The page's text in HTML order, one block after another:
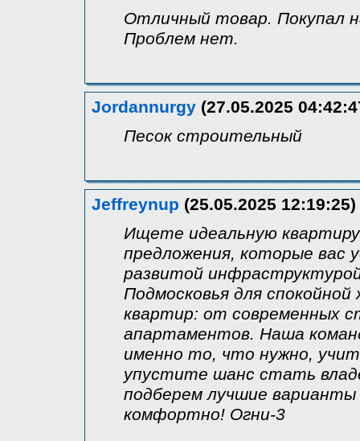
Отличный товар. Покупал
Проблем нет.
Jordannurgy (27.05.2025
Песок строительный
Jeffreynup (25.05.2025 12:19:25)
Ищете идеальную
предложения, которые вас
развитой
Подмосковья для
квартир: от современных
апартаментов. Наша
именно то, что нужно,
упустите шанс стать
подберем лучшие
комфортно! Огни-3